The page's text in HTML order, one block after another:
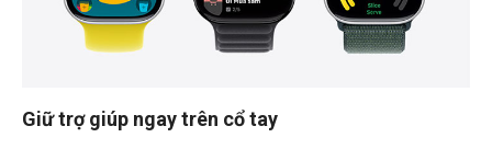
Giữ trợ giúp ngay trên cổ tay